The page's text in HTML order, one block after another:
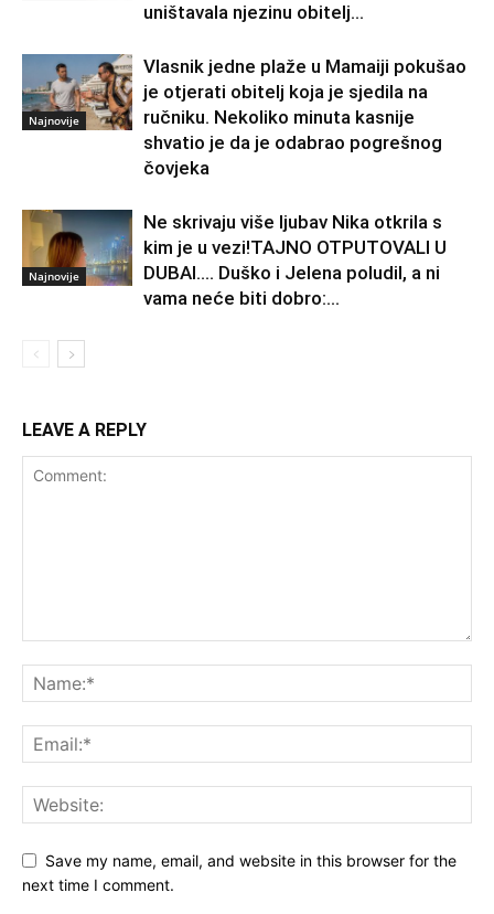
uništavala njezinu obitelj…
Najnovije
Vlasnik jedne plaže u Mamaiji pokušao
je otjerati obitelj koja je sjedila na
ručniku. Nekoliko minuta kasnije
shvatio je da je odabrao pogrešnog
čovjeka
Najnovije
Ne skrivaju više ljubav Nika otkrila s
kim je u vezi!TAJNO OTPUTOVALI U
DUBAI…. Duško i Jelena poludil, a ni
vama neće biti dobro:...
LEAVE A REPLY
Save my name, email, and website in this browser for the
next time I comment.